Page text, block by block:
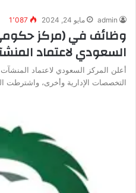
admin مايو 24, 2024 1٬087
وظائف في (مركز
السعودي لاعتماد
أعلن المركز السعودي لاعتماد
التخصصات الإدارية وأخرى، واشترطت